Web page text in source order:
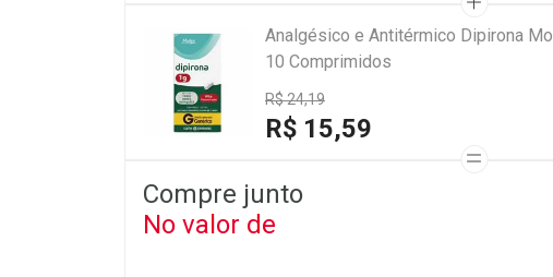
Analgésico e Antitérmico Dipirona
10 Comprimidos
R$ 24,19
R$ 15,59
Compre junto
No valor de